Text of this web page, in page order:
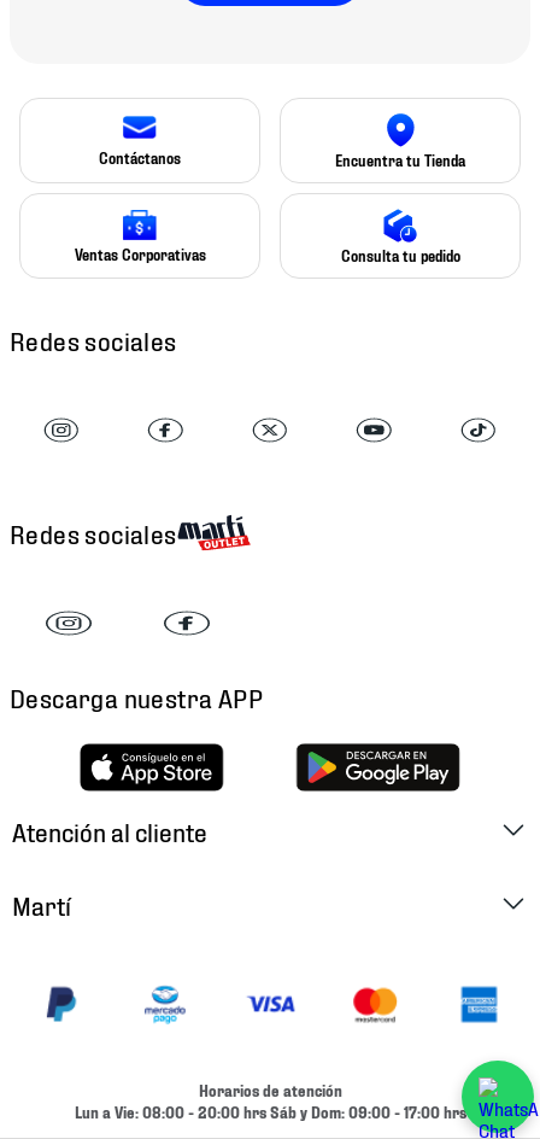
Contáctanos Encuentra tu Tienda
Ventas Corporativas Consulta tu pedido
Redes sociales
Redes sociales
Descarga nuestra APP
Atención al cliente
Cambios y Devoluciones
Martí
Ubica tu Tienda
Términos y Condiciones
Horarios de atención
Lun a Vie: 08:00 - 20:00 hrs Sáb y Dom: 09:00 - 17:00 hrs